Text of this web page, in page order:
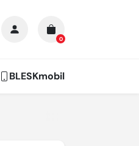
0
BLESKmobil